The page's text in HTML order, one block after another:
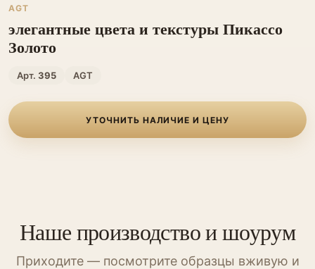
AGT
элегантные цвета и текстуры Пикассо
Золото
Арт. 395 AGT
УТОЧНИТЬ НАЛИЧИЕ И ЦЕНУ
Наше производство и шоурум
Приходите — посмотрите образцы вживую и